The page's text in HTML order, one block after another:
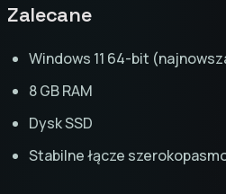
Zalecane
Windows 11 64-bit
8 GB RAM
Dysk SSD
Stabilne łącze